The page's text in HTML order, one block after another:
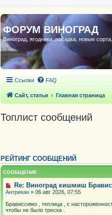
ФОРУМ ВИНОГРАД
Виноград, ягодники, посадка, новые
Ссылки FAQ
Сайт, статьи Главная страница
Топлист сообщений
РЕЙТИНГ СООБЩЕНИЙ
СООБЩЕНИЕ
Re: Виноград кишмиш
Антрикан » 06 авг 2026, 07:55
Брависсимо , теплица , с
чтобы не было треска .